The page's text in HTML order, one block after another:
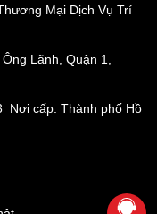
Mại Dịch Vụ Trí
Lãnh, Quận 1,
Nơi cấp: Thành phố Hồ